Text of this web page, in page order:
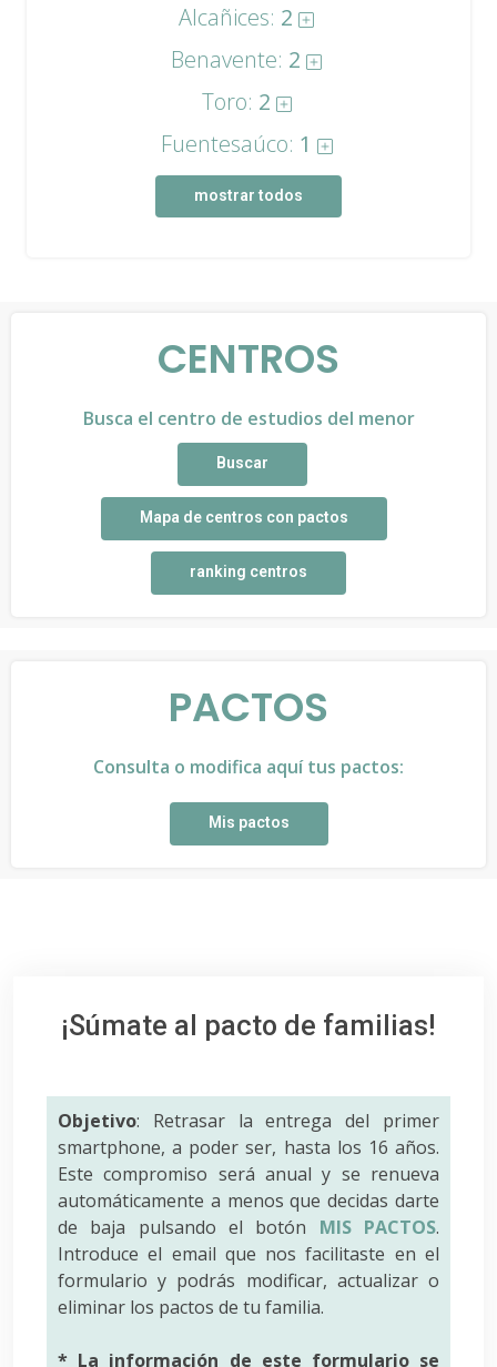
Alcañices: 2
Benavente: 2
Toro: 2
Fuentesaúco: 1
mostrar todos
CENTROS
Busca el centro de estudios del menor
Buscar
Mapa de centros con pactos
ranking centros
PACTOS
Consulta o modifica aquí tus pactos:
Mis pactos
¡Súmate al pacto de familias!
Objetivo: Retrasar la entrega del primer
smartphone, a poder ser, hasta los 16 años.
Este compromiso será anual y se renueva
automáticamente a menos que decidas darte
de baja pulsando el botón MIS PACTOS.
Introduce el email que nos facilitaste en el
formulario y podrás modificar, actualizar o
eliminar los pactos de tu familia.
* La información de este formulario se